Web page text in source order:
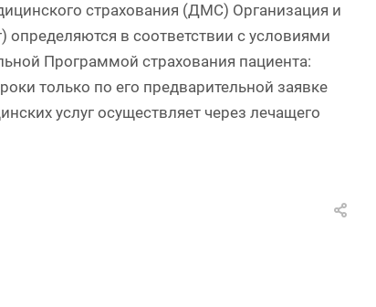
страхования (ДМС) Организация и
в соответствии с условиями
Программой страхования пациента:
только по его предварительной заявке
услуг осуществляет через лечащего